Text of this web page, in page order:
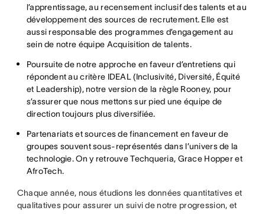
l’apprentissage, au recensement inclusif des talents et au
développement des sources de recrutement. Elle est
aussi responsable des programmes d’engagement au
sein de notre équipe Acquisition de talents.
Poursuite de notre approche en faveur d’entretiens qui
répondent au critère IDEAL (Inclusivité, Diversité, Équité
et Leadership), notre version de la règle Rooney, pour
s’assurer que nous mettons sur pied une équipe de
direction toujours plus diversifiée.
Partenariats et sources de financement en faveur de
groupes souvent sous-représentés dans l’univers de la
technologie. On y retrouve Techqueria, Grace Hopper et
AfroTech.
Chaque année, nous étudions les données quantitatives et
qualitatives pour assurer un suivi de notre progression, et